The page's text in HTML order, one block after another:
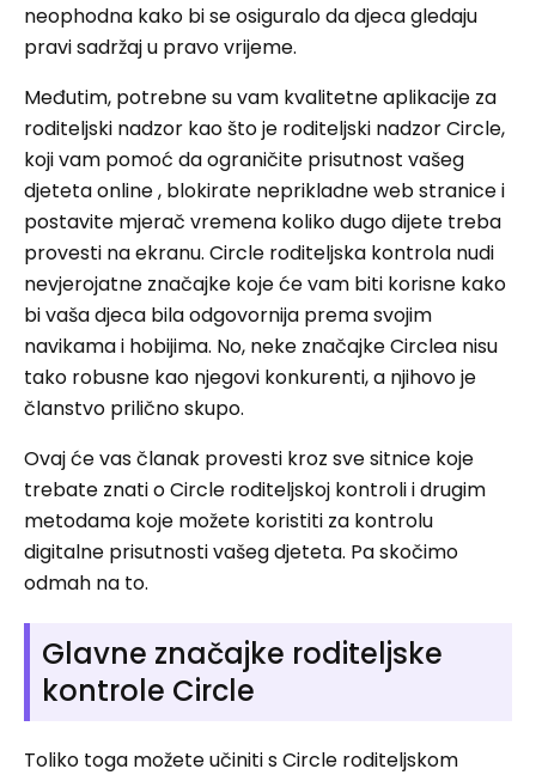
neophodna kako bi se osiguralo da djeca gledaju
pravi sadržaj u pravo vrijeme.
Međutim, potrebne su vam kvalitetne aplikacije za
roditeljski nadzor kao što je roditeljski nadzor Circle,
koji vam pomoć da ograničite prisutnost vašeg
djeteta online , blokirate neprikladne web stranice i
postavite mjerač vremena koliko dugo dijete treba
provesti na ekranu. Circle roditeljska kontrola nudi
nevjerojatne značajke koje će vam biti korisne kako
bi vaša djeca bila odgovornija prema svojim
navikama i hobijima. No, neke značajke Circlea nisu
tako robusne kao njegovi konkurenti, a njihovo je
članstvo prilično skupo.
Ovaj će vas članak provesti kroz sve sitnice koje
trebate znati o Circle roditeljskoj kontroli i drugim
metodama koje možete koristiti za kontrolu
digitalne prisutnosti vašeg djeteta. Pa skočimo
odmah na to.
Glavne značajke roditeljske
kontrole Circle
Toliko toga možete učiniti s Circle roditeljskom